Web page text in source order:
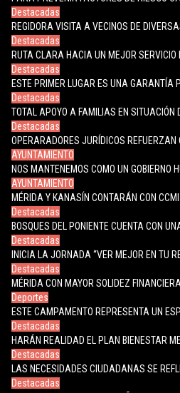
Destacadas
REGIDORA VISITA A VECINOS DE
Destacadas
RUTA CLARA HACIA UN MEJOR SERVICIO
Destacadas
ESTE PRIMER LUGAR ES UNA
Destacadas
TOTAL APOYO A FAMILIAS EN SITUACIÓN
Destacadas
OPERARADORES JURÍDICOS REFUERZAN
AYUNTAMIENTO
NOS MANTENEMOS COMO UN GOBIERNO
AYUNTAMIENTO
MÉRIDA Y KANASÍN CONTARÁN CON CCMI
Destacadas
BOSQUES DEL PONIENTE CUENTA CON
Destacadas
INICIA LA JORNADA “VER MEJOR EN TU
Destacadas
MÉRIDA CON MAYOR SOLIDEZ FINANCIERA
Deportes
ESTE CAMPAMENTO REPRESENTA UN
Destacadas
HARÁN REALIDAD EL PLAN BIENESTAR
Destacadas
LAS NECESIDADES CIUDADANAS SE
Destacadas